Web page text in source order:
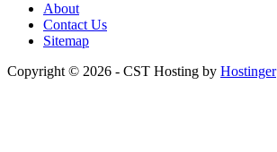
About
Contact Us
Sitemap
Copyright © 2026 - CST Hosting by Hostinger